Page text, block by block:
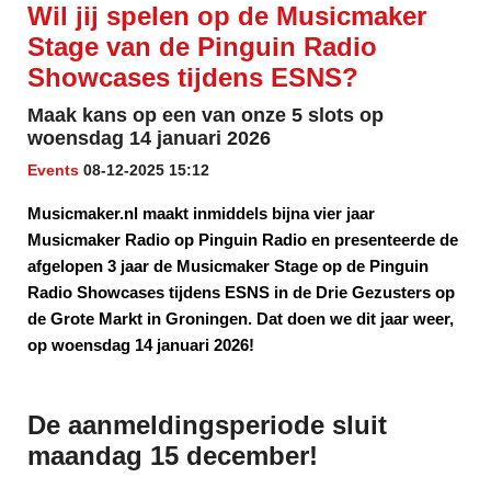
Wil jij spelen op de Musicmaker
Stage van de Pinguin Radio
Showcases tijdens ESNS?
Maak kans op een van onze 5 slots op
woensdag 14 januari 2026
Events 08-12-2025 15:12
Musicmaker.nl maakt inmiddels bijna vier jaar
Musicmaker Radio op Pinguin Radio en presenteerde de
afgelopen 3 jaar de Musicmaker Stage op de Pinguin
Radio Showcases tijdens ESNS in de Drie Gezusters op
de Grote Markt in Groningen. Dat doen we dit jaar weer,
op woensdag 14 januari 2026!
De aanmeldingsperiode sluit
maandag 15 december!